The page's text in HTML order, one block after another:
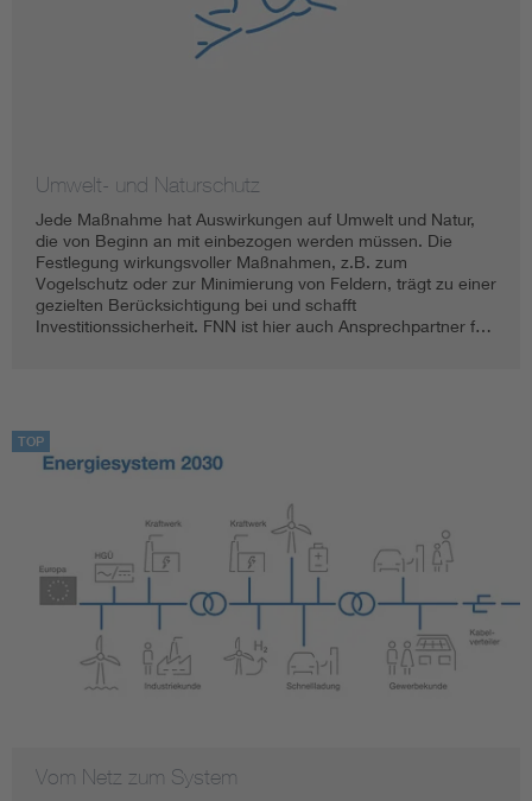
Umwelt- und Naturschutz
Jede Maßnahme hat Auswirkungen auf Umwelt und Natur,
die von Beginn an mit einbezogen werden müssen. Die
Festlegung wirkungsvoller Maßnahmen, z.B. zum
Vogelschutz oder zur Minimierung von Feldern, trägt zu einer
gezielten Berücksichtigung bei und schafft
Investitionssicherheit. FNN ist hier auch Ansprechpartner f…
TOP
Vom Netz zum System